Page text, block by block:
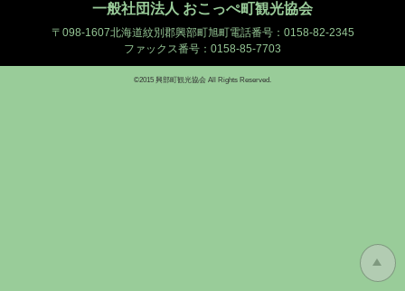
一般社団法人 おこっぺ町観光協会
〒098-1607北海道紋別郡興部町旭町電話番号：0158-82-2345
ファックス番号：0158-85-7703
©2015 興部町観光協会 All Rights Reserved.